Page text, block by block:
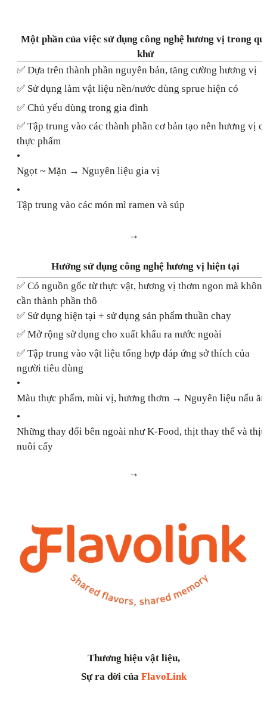
Một phần của việc sử dụng công nghệ hương vị trong
khứ
✅ Dựa trên thành phần nguyên bản, tăng cường hương vị
✅ Sử dụng làm vật liệu nền/nước dùng sprue hiện có
✅ Chủ yếu dùng trong gia đình
✅ Tập trung vào các thành phần cơ bản tạo nên hương vị
thực phẩm
•
Ngọt ~ Mặn → Nguyên liệu gia vị
•
Tập trung vào các món mì ramen và súp
→
Hướng sử dụng công nghệ hương vị hiện tại
✅ Có nguồn gốc từ thực vật, hương vị thơm ngon mà không
cần thành phần thô
✅ Sử dụng hiện tại + sử dụng sản phẩm thuần chay
✅ Mở rộng sử dụng cho xuất khẩu ra nước ngoài
✅ Tập trung vào vật liệu tổng hợp đáp ứng sở thích của
người tiêu dùng
•
Màu thực phẩm, mùi vị, hương thơm → Nguyên liệu nấu ăn
•
Những thay đổi bên ngoài như K-Food, thịt thay thế và thịt
nuôi cấy
→
Thương hiệu vật liệu,
Sự ra đời của FlavoLink